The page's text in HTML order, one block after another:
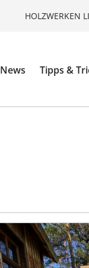
HOLZWERKEN
News Tipps &